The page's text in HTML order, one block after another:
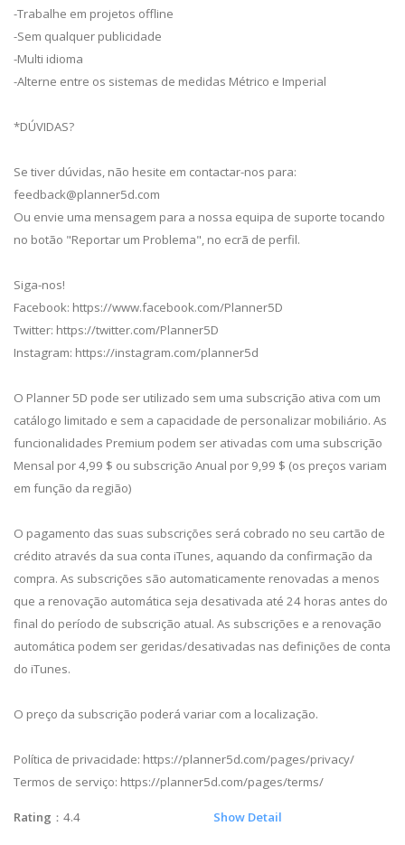
-Trabalhe em projetos offline
-Sem qualquer publicidade
-Multi idioma
-Alterne entre os sistemas de medidas Métrico e Imperial
*DÚVIDAS?
Se tiver dúvidas, não hesite em contactar-nos para:
feedback@planner5d.com
Ou envie uma mensagem para a nossa equipa de suporte tocando
no botão "Reportar um Problema", no ecrã de perfil.
Siga-nos!
Facebook: https://www.facebook.com/Planner5D
Twitter: https://twitter.com/Planner5D
Instagram: https://instagram.com/planner5d
O Planner 5D pode ser utilizado sem uma subscrição ativa com um
catálogo limitado e sem a capacidade de personalizar mobiliário. As
funcionalidades Premium podem ser ativadas com uma subscrição
Mensal por 4,99 $ ou subscrição Anual por 9,99 $ (os preços variam
em função da região)
O pagamento das suas subscrições será cobrado no seu cartão de
crédito através da sua conta iTunes, aquando da confirmação da
compra. As subscrições são automaticamente renovadas a menos
que a renovação automática seja desativada até 24 horas antes do
final do período de subscrição atual. As subscrições e a renovação
automática podem ser geridas/desativadas nas definições de conta
do iTunes.
O preço da subscrição poderá variar com a localização.
Política de privacidade: https://planner5d.com/pages/privacy/
Termos de serviço: https://planner5d.com/pages/terms/
Rating ：4.4 Show Detail